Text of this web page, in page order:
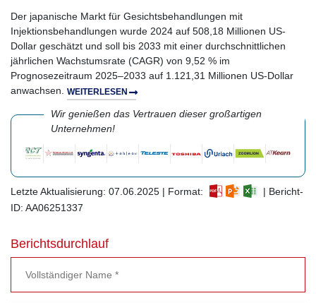
Der japanische Markt für Gesichtsbehandlungen mit
Injektionsbehandlungen wurde 2024 auf 508,18 Millionen US-
Dollar geschätzt und soll bis 2033 mit einer durchschnittlichen
jährlichen Wachstumsrate (CAGR) von 9,52 % im
Prognosezeitraum 2025–2033 auf 1.121,31 Millionen US-Dollar
anwachsen. WEITERLESEN
Wir genießen das Vertrauen dieser großartigen
Unternehmen!
Letzte Aktualisierung: 07.06.2025 | Format:
| Bericht-
ID: AA06251337
Berichtsdurchlauf